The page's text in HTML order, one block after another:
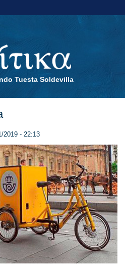
Tuesta Soldevilla
2019 - 22:13